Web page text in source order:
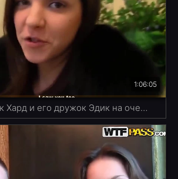
1:06:05
Темнокожий Эрик Хард и его дружок Эдик на очередной охоте за городскими кисками